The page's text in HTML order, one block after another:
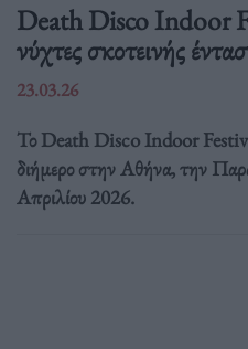
Death Disco Indoor
νύχτες σκοτεινής
23.03.26
Το Death Disco Indoor Festival
διήμερο στην Αθήνα, την
Απριλίου 2026.